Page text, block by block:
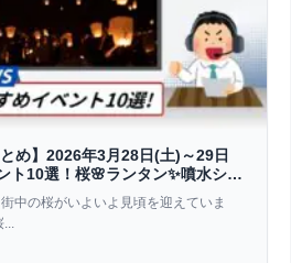
め】2026年3月28日(土)～29日
ト10選！桜🌸ランタン✨噴水ショ
中の桜がいよいよ見頃を迎えていま
...